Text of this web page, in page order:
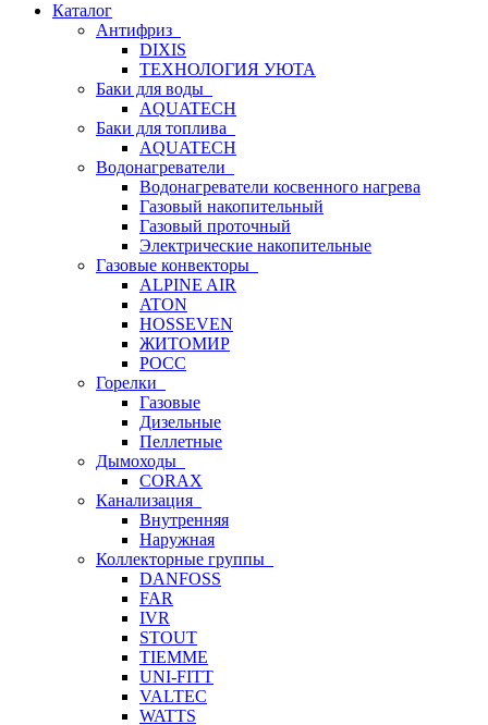
Каталог
Антифриз
DIXIS
ТЕХНОЛОГИЯ УЮТА
Баки для воды
AQUATECH
Баки для топлива
AQUATECH
Водонагреватели
Водонагреватели косвенного нагрева
Газовый накопительный
Газовый проточный
Электрические накопительные
Газовые конвекторы
ALPINE AIR
ATON
HOSSEVEN
ЖИТОМИР
РОСС
Горелки
Газовые
Дизельные
Пеллетные
Дымоходы
CORAX
Канализация
Внутренняя
Наружная
Коллекторные группы
DANFOSS
FAR
IVR
STOUT
TIEMME
UNI-FITT
VALTEC
WATTS